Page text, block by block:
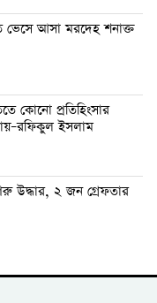
ভেসে আসা মরদেহ শনাক্ত
কোনো প্রতিহিংসার
ইসলাম
উদ্ধার, ২ জন গ্রেফতার